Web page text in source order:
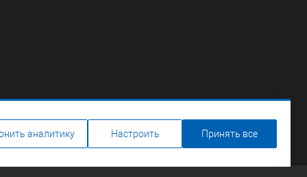
аналитику Настроить Принять все